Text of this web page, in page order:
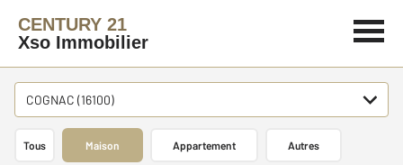
CENTURY 21
Xso Immobilier
COGNAC (16100)
Tous Maison Appartement Autres